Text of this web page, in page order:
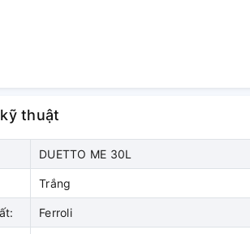
thuật
DUETTO ME 30L
Trắng
Ferroli